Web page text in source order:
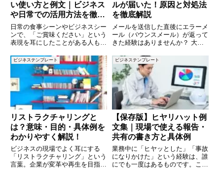
い使い方と例文｜ビジネス
や日常での活用方法を徹底
解説
日常の食事シーンやビジネスシー
ンで、「ご賞味ください」という
表現を耳にしたことがある人も多
持つこの言葉は、食べ物をすすめ
る際に使われますが、適切な場面
や正しい使い方を知らないと、不
自然に感じられることも。この記
ルが届いた！原因と対処法
を徹底解説
メールを送信した直後にエラーメ
ール（バウンスメール）が返って
きた経験はありませんか？ 大事
もしれないと、不安になることも
あるでしょう。 エラーメールに
は、送信失敗の原因が記載されて
おり、それを正しく読み取ること
ビジネステンプレート
リストラクチャリングと
は？意味・目的・具体例を
わかりやすく解説！
ビジネスの現場でよく耳にする
「リストラクチャリング」という
言葉。企業が変革や再生を目指す
ビジネステンプレート
【保存版】ヒヤリハット例
文集｜現場で使える報告・
共有の書き方と具体例
業務中に「ヒヤッとした」「事故
になりかけた」という経験は、誰
にでも一度はあるものです。こう